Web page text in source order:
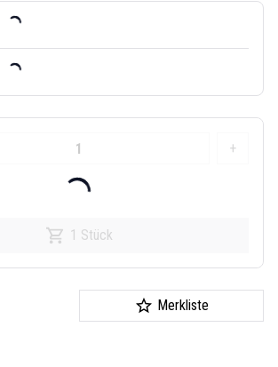
+
1 Stück
Merkliste